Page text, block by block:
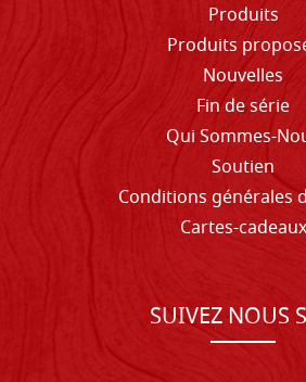
Produits
Produits
Nouvelles
Fin de série
Qui Sommes-
Soutien
Conditions générales
Cartes-cadeaux
SUIVEZ NOUS